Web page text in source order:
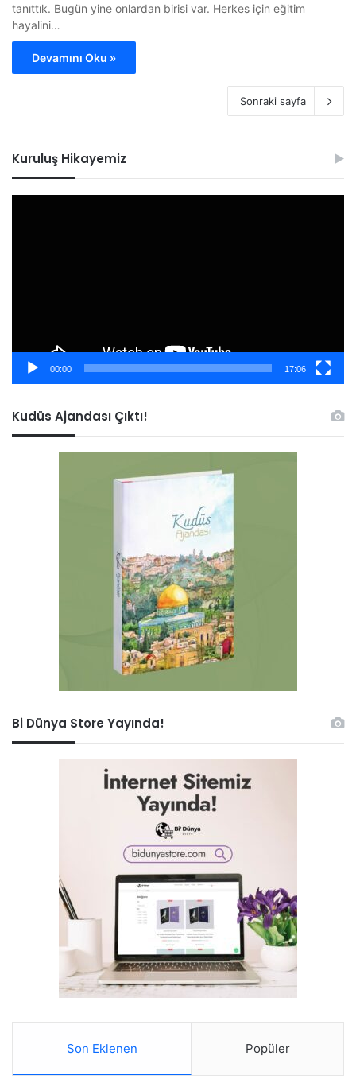
tanıttık. Bugün yine onlardan birisi var. Herkes için eğitim
hayalini…
Devamını Oku »
Sonraki sayfa
Kuruluş Hikayemiz
00:00 17:06
Kudüs Ajandası Çıktı!
Bi Dünya Store Yayında!
Son Eklenen Popüler